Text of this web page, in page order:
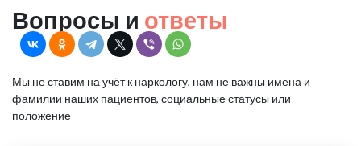
Вопросы и ответы
Мы не ставим на учёт к наркологу, нам не важны имена и
фамилии наших пациентов, социальные статусы или
положение